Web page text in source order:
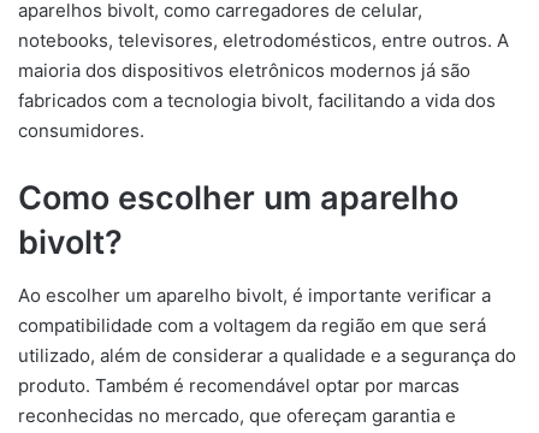
aparelhos bivolt, como carregadores de celular,
notebooks, televisores, eletrodomésticos, entre outros. A
maioria dos dispositivos eletrônicos modernos já são
fabricados com a tecnologia bivolt, facilitando a vida dos
consumidores.
Como escolher um aparelho
bivolt?
Ao escolher um aparelho bivolt, é importante verificar a
compatibilidade com a voltagem da região em que será
utilizado, além de considerar a qualidade e a segurança do
produto. Também é recomendável optar por marcas
reconhecidas no mercado, que ofereçam garantia e